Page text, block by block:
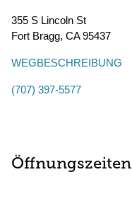
355 S Lincoln St
Fort Bragg, CA95437
WEGBESCHREIBUNG
(707) 397-5577
Öffnungszeiten